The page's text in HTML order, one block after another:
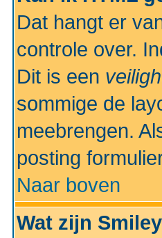
Dat hangt er
controle over.
Dit is een
sommige de
meebrengen.
posting
Naar boven
Wat zijn